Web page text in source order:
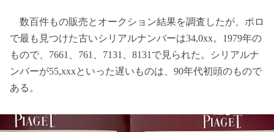
数百件もの販売とオークション結果を調査したが、ポロ
で最も見つけた古いシリアルナンバーは34,0xx。1979年の
もので、7661、761、7131、8131で見られた。シリアルナ
ンバーが55,xxxといった遅いものは、90年代初頭のもので
ある。